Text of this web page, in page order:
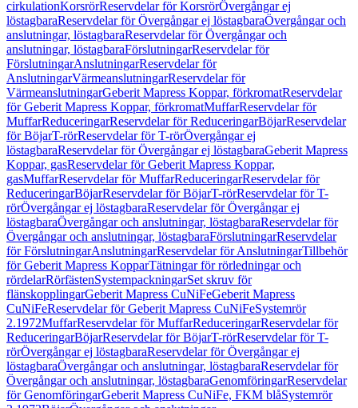
cirkulationKorsrörReservdelar för KorsrörÖvergångar ej
löstagbaraReservdelar för Övergångar ej löstagbaraÖvergångar och
anslutningar, löstagbaraReservdelar för Övergångar och
anslutningar, löstagbaraFörslutningarReservdelar för
FörslutningarAnslutningarReservdelar för
AnslutningarVärmeanslutningarReservdelar för
VärmeanslutningarGeberit Mapress Koppar, förkromatReservdelar
för Geberit Mapress Koppar, förkromatMuffarReservdelar för
MuffarReduceringarReservdelar för ReduceringarBöjarReservdelar
för BöjarT-rörReservdelar för T-rörÖvergångar ej
löstagbaraReservdelar för Övergångar ej löstagbaraGeberit Mapress
Koppar, gasReservdelar för Geberit Mapress Koppar,
gasMuffarReservdelar för MuffarReduceringarReservdelar för
ReduceringarBöjarReservdelar för BöjarT-rörReservdelar för T-
rörÖvergångar ej löstagbaraReservdelar för Övergångar ej
löstagbaraÖvergångar och anslutningar, löstagbaraReservdelar för
Övergångar och anslutningar, löstagbaraFörslutningarReservdelar
för FörslutningarAnslutningarReservdelar för AnslutningarTillbehör
för Geberit Mapress KopparTätningar för rörledningar och
rördelarRörfästenSystempackningarSet skruv för
flänskopplingarGeberit Mapress CuNiFeGeberit Mapress
CuNiFeReservdelar för Geberit Mapress CuNiFeSystemrör
2.1972MuffarReservdelar för MuffarReduceringarReservdelar för
ReduceringarBöjarReservdelar för BöjarT-rörReservdelar för T-
rörÖvergångar ej löstagbaraReservdelar för Övergångar ej
löstagbaraÖvergångar och anslutningar, löstagbaraReservdelar för
Övergångar och anslutningar, löstagbaraGenomföringarReservdelar
för GenomföringarGeberit Mapress CuNiFe, FKM blåSystemrör